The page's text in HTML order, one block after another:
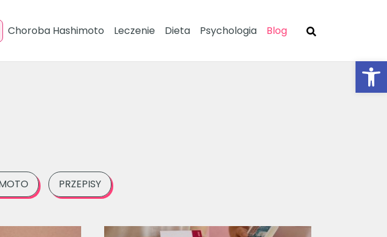
Choroba Hashimoto Leczenie Dieta Psychologia Blog
PRZEPISY